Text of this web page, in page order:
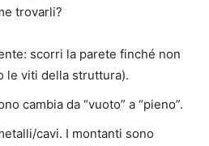
trovarli?
scorri la parete finché non
le viti della struttura).
cambia da “vuoto” a “pieno”.
cavi. I montanti sono